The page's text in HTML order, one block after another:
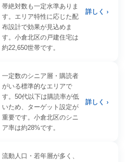
帯絶対数も一定水準ありま
す。エリア特性に応じた配
布設計で効果が見込めま
す。小倉北区の戸建住宅は
約22,650世帯です。
詳しく ›
一定数のシニア層・購読者
がいる標準的なエリアで
す。50代以下は購読率が低
いため、ターゲット設定が
重要です。小倉北区のシニ
ア率は約28%です。
詳しく ›
流動人口・若年層が多く、